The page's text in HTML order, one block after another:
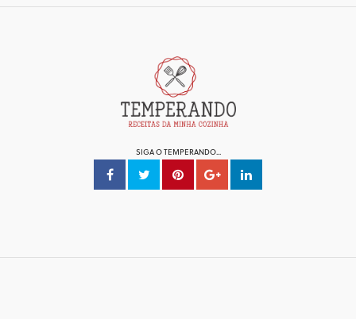
SIGA O TEMPERANDO...